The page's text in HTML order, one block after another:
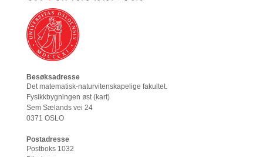
Besøksadresse
Det matematisk-naturvitenskapelige fakultet.
Fysikkbygningen øst (kart)
Sem Sælands vei 24
0371 OSLO
Postadresse
Postboks 1032